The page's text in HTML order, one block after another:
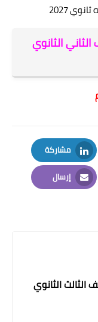
2027
الثانوي
مشاركة
LinkedIn
إرسال
Email
الثالث الثانوي